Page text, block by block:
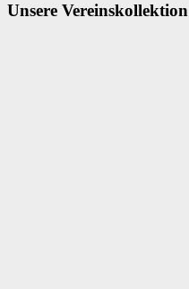
Unsere Vereinskollektion